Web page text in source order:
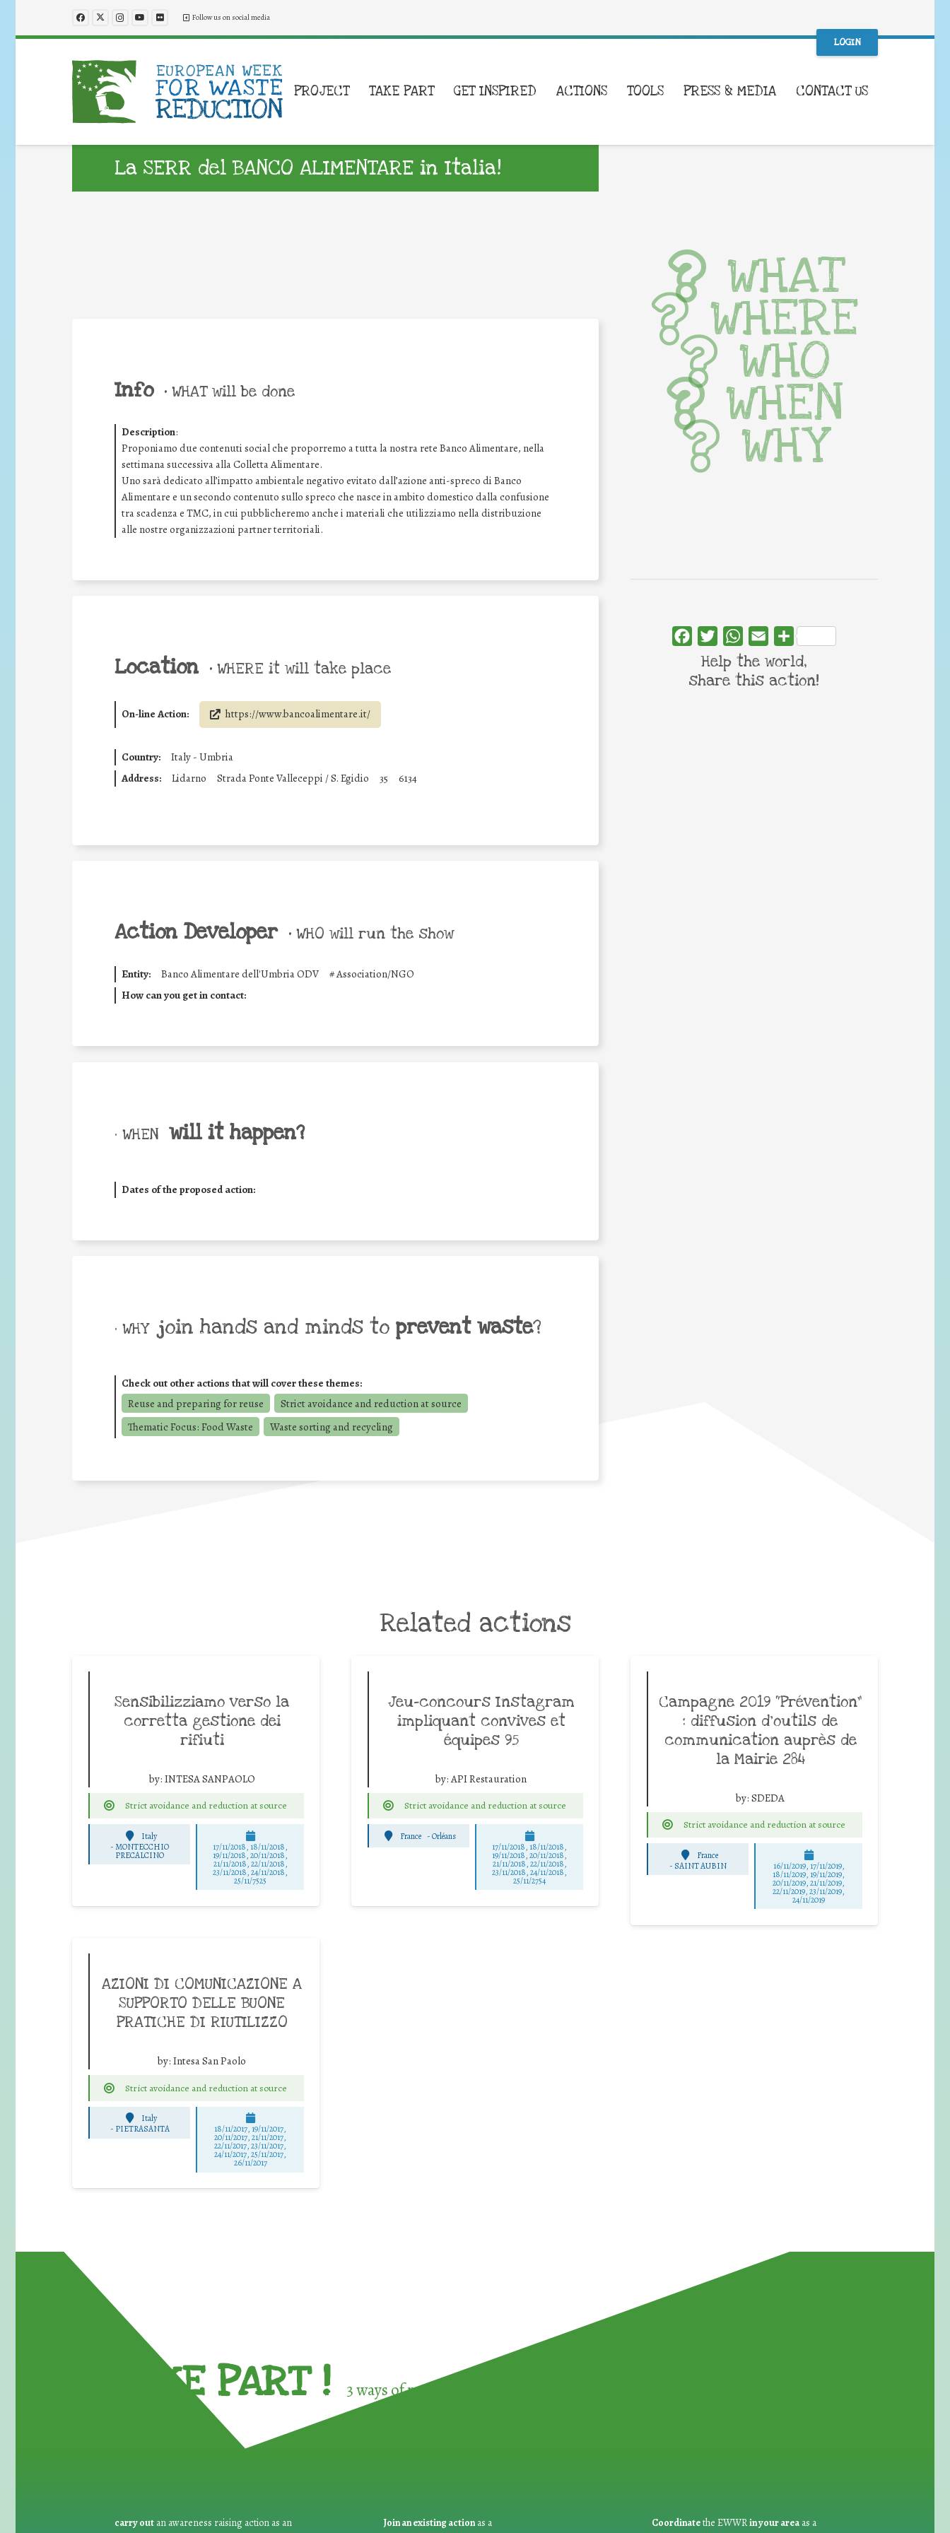
Follow us on social media
LOGIN
PROJECT TAKE PART GET INSPIRED ACTIONS TOOLS PRESS & MEDIA CONTACT US
La SERR del BANCO ALIMENTARE in Italia!
Info • WHAT will be done
Description:
Proponiamo due contenuti social che proporremo a tutta la nostra rete Banco Alimentare, nella
settimana successiva alla Colletta Alimentare.
Uno sarà dedicato all’impatto ambientale negativo evitato dall’azione anti-spreco di Banco
Alimentare e un secondo contenuto sullo spreco che nasce in ambito domestico dalla confusione
tra scadenza e TMC, in cui pubblicheremo anche i materiali che utilizziamo nella distribuzione
alle nostre organizzazioni partner territoriali.
Location • WHERE it will take place
On-line Action: https://www.bancoalimentare.it/
Country:
Italy - Umbria
Address:
Lidarno Strada Ponte Valleceppi / S. Egidio 35 6134
Action Developer • WHO will run the show
Entity: Banco Alimentare dell'Umbria ODV #Association/NGO
How can you get in contact:
• WHEN will it happen?
Dates of the proposed action:
• WHY join hands and minds to prevent waste?
Check out other actions that will cover these themes:
Reuse and preparing for reuse
Strict avoidance and reduction at source
Thematic Focus: Food Waste
Waste sorting and recycling
WHAT
WHERE
WHO
WHEN
WHY
FacebookTwitterWhatsApp
Email Share
Help the world,
share this action!
Related actions
Sensibilizziamo verso la
corretta gestione dei
rifiuti
by: INTESA SANPAOLO
Strict avoidance and reduction at source
Italy
-MONTECCHIO
PRECALCINO
17/11/2018, 18/11/2018,
19/11/2018, 20/11/2018,
21/11/2018, 22/11/2018,
23/11/2018, 24/11/2018,
25/11/7525
Jeu-concours Instagram
impliquant convives et
équipes 95
by:API Restauration
Strict avoidance and reduction at source
France -Orléans
17/11/2018, 18/11/2018,
19/11/2018, 20/11/2018,
21/11/2018, 22/11/2018,
23/11/2018, 24/11/2018,
25/11/2754
Campagne 2019 “Prévention”
: diffusion d’outils de
communication auprès de
la Mairie 284
by: SDEDA
Strict avoidance and reduction at source
France
- SAINT AUBIN 16/11/2019, 17/11/2019,
18/11/2019, 19/11/2019,
20/11/2019, 21/11/2019,
22/11/2019, 23/11/2019,
24/11/2019
AZIONI DI COMUNICAZIONE A
SUPPORTO DELLE BUONE
PRATICHE DI RIUTILIZZO
by: Intesa San Paolo
Strict avoidance and reduction at source
Italy
- PIETRASANTA 18/11/2017, 19/11/2017,
20/11/2017, 21/11/2017,
22/11/2017, 23/11/2017,
24/11/2017, 25/11/2017,
26/11/2017
TAKE PART ! 3 ways of participating in the
carry out an awareness raising action as an Join an existing actionas a Coordinatethe EWWRin your areaas a